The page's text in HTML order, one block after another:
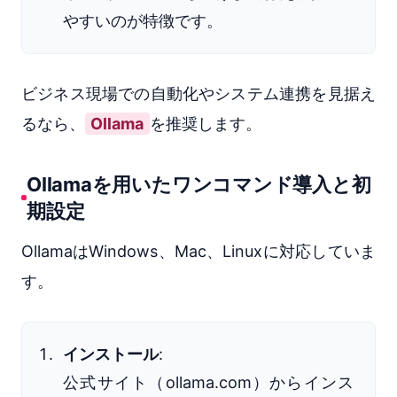
やすいのが特徴です。
ビジネス現場での自動化やシステム連携を見据え
るなら、
Ollama を推奨します。
Ollamaを用いたワンコマンド導入と初
期設定
OllamaはWindows、Mac、Linuxに対応していま
す。
インストール:
公式サイト（ollama.com）からインス